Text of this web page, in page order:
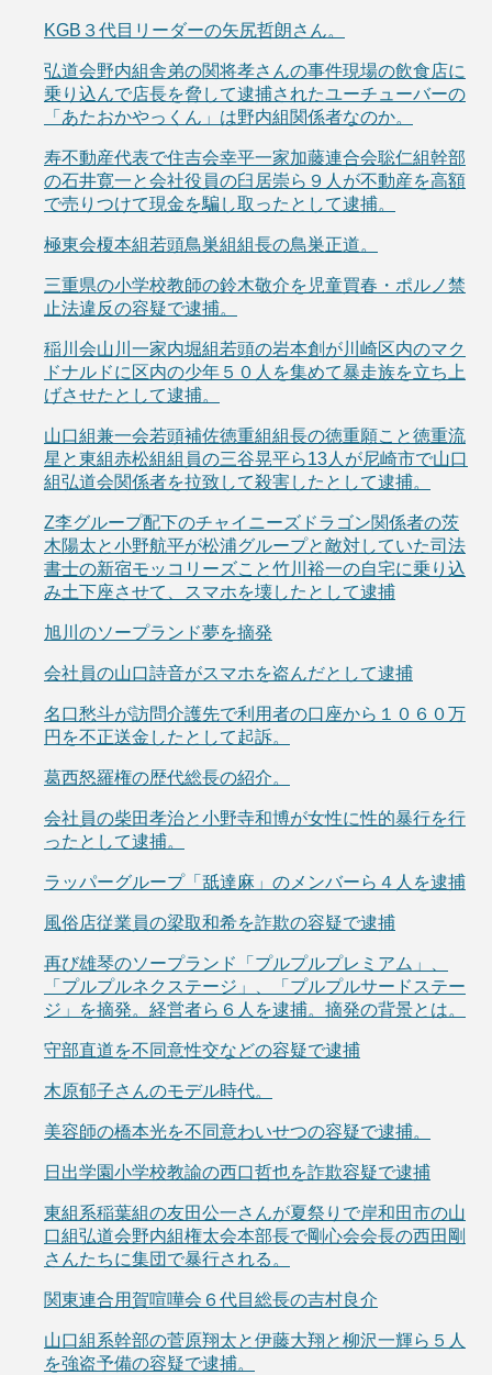
KGB３代目リーダーの矢尻哲朗さん。
弘道会野内組舎弟の関将孝さんの事件現場の飲食店に
乗り込んで店長を脅して逮捕されたユーチューバーの
「あたおかやっくん」は野内組関係者なのか。
寿不動産代表で住吉会幸平一家加藤連合会聡仁組幹部
の石井寛一と会社役員の臼居崇ら９人が不動産を高額
で売りつけて現金を騙し取ったとして逮捕。
極東会榎本組若頭鳥巣組組長の鳥巣正道。
三重県の小学校教師の鈴木敬介を児童買春・ポルノ禁
止法違反の容疑で逮捕。
稲川会山川一家内堀組若頭の岩本創が川崎区内のマク
ドナルドに区内の少年５０人を集めて暴走族を立ち上
げさせたとして逮捕。
山口組兼一会若頭補佐徳重組組長の徳重願こと徳重流
星と東組赤松組組員の三谷晃平ら13人が尼崎市で山口
組弘道会関係者を拉致して殺害したとして逮捕。
Z李グループ配下のチャイニーズドラゴン関係者の茨
木陽太と小野航平が松浦グループと敵対していた司法
書士の新宿モッコリーズこと竹川裕一の自宅に乗り込
み土下座させて、スマホを壊したとして逮捕
旭川のソープランド夢を摘発
会社員の山口詩音がスマホを盗んだとして逮捕
名口愁斗が訪問介護先で利用者の口座から１０６０万
円を不正送金したとして起訴。
葛西怒羅権の歴代総長の紹介。
会社員の柴田孝治と小野寺和博が女性に性的暴行を行
ったとして逮捕。
ラッパーグループ「舐達麻」のメンバーら４人を逮捕
風俗店従業員の梁取和希を詐欺の容疑で逮捕
再び雄琴のソープランド「プルプルプレミアム」、
「プルプルネクステージ」、「プルプルサードステー
ジ」を摘発。経営者ら６人を逮捕。摘発の背景とは。
守部直道を不同意性交などの容疑で逮捕
木原郁子さんのモデル時代。
美容師の橋本光を不同意わいせつの容疑で逮捕。
日出学園小学校教諭の西口哲也を詐欺容疑で逮捕
東組系稲葉組の友田公一さんが夏祭りで岸和田市の山
口組弘道会野内組権太会本部長で剛心会会長の西田剛
さんたちに集団で暴行される。
関東連合用賀喧嘩会６代目総長の吉村良介
山口組系幹部の菅原翔太と伊藤大翔と柳沢一輝ら５人
を強盗予備の容疑で逮捕。